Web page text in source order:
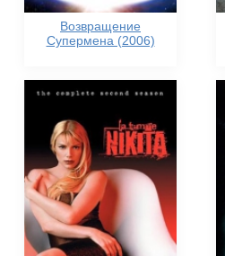
Возвращение
Супермена (2006)